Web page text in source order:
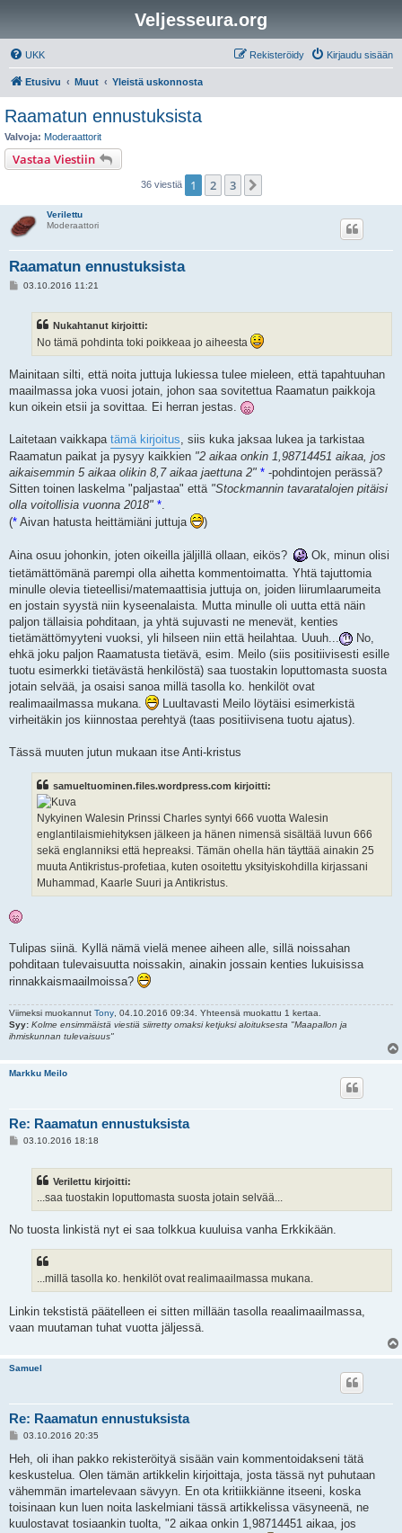
Veljesseura.org
UKK Kirjaudu sisään
Rekisteröidy
Etusivu Muut Yleistä uskonnosta
Raamatun ennustuksista
Valvoja: Moderaattorit
Vastaa Viestiin
36 viestiä 1 2 3
Verilettu
Moderaattori
Raamatun ennustuksista
V03.10.2016 11:21
Nukahtanut kirjoitti:
No tämä pohdinta toki poikkeaa jo aiheesta
Mainitaan silti, että noita juttuja lukiessa tulee mieleen, että tapahtuuhan
maailmassa joka vuosi jotain, johon saa sovitettua Raamatun paikkoja
kun oikein etsii ja sovittaa. Ei herran jestas.
Laitetaan vaikkapa tämä kirjoitus, siis kuka jaksaa lukea ja tarkistaa
Raamatun paikat ja pysyy kaikkien "2 aikaa onkin 1,98714451 aikaa, jos
aikaisemmin 5 aikaa olikin 8,7 aikaa jaettuna 2" * -pohdintojen perässä?
Sitten toinen laskelma "paljastaa" että "Stockmannin tavaratalojen pitäisi
olla voitollisia vuonna 2018" *.
(* Aivan hatusta heittämiäni juttuja )
Aina osuu johonkin, joten oikeilla jäljillä ollaan, eikös?
Ok, minun olisi
tietämättömänä parempi olla aihetta kommentoimatta. Yhtä tajuttomia
minulle olevia tieteellisi/matemaattisia juttuja on, joiden liirumlaarumeita
en jostain syystä niin kyseenalaista. Mutta minulle oli uutta että näin
paljon tällaisia pohditaan, ja yhtä sujuvasti ne menevät, kenties
tietämättömyyteni vuoksi, yli hilseen niin että heilahtaa. Uuuh...
No,
ehkä joku paljon Raamatusta tietävä, esim. Meilo (siis positiivisesti esille
tuotu esimerkki tietävästä henkilöstä) saa tuostakin loputtomasta suosta
jotain selvää, ja osaisi sanoa millä tasolla ko. henkilöt ovat
realimaailmassa mukana.
Luultavasti Meilo löytäisi esimerkistä
virheitäkin jos kiinnostaa perehtyä (taas positiivisena tuotu ajatus).
Tässä muuten jutun mukaan itse Anti-kristus
samueltuominen.files.wordpress.com kirjoitti:
Nykyinen Walesin Prinssi Charles syntyi 666 vuotta Walesin
englantilaismiehityksen jälkeen ja hänen nimensä sisältää luvun 666
sekä englanniksi että hepreaksi. Tämän ohella hän täyttää ainakin 25
muuta Antikristus-profetiaa, kuten osoitettu yksityiskohdilla kirjassani
Muhammad, Kaarle Suuri ja Antikristus.
Tulipas siinä. Kyllä nämä vielä menee aiheen alle, sillä noissahan
pohditaan tulevaisuutta noissakin, ainakin jossain kenties lukuisissa
rinnakkaismaailmoissa?
Viimeksi muokannut Tony , 04.10.2016 09:34. Yhteensä muokattu 1 kertaa.
Syy: Kolme ensimmäistä viestiä siirretty omaksi ketjuksi aloituksesta "Maapallon ja
ihmiskunnan tulevaisuus"
Markku Meilo
Re: Raamatun ennustuksista
V03.10.2016 18:18
Verilettu kirjoitti:
...saa tuostakin loputtomasta suosta jotain selvää...
No tuosta linkistä nyt ei saa tolkkua kuuluisa vanha Erkkikään.
...millä tasolla ko. henkilöt ovat realimaailmassa mukana.
Linkin tekstistä päätelleen ei sitten millään tasolla reaalimaailmassa,
vaan muutaman tuhat vuotta jäljessä.
Samuel
Re: Raamatun ennustuksista
V
e
t
i
03.10.2016 20:35
Heh, oli ihan pakko rekisteröityä sisään vain kommentoidakseni tätä
keskustelua. Olen tämän artikkelin kirjoittaja, josta tässä nyt puhutaan
vähemmän imartelevaan sävyyn. En ota kritiikkiänne itseeni, koska
toisinaan kun luen noita laskelmiani tässä artikkelissa väsyneenä, ne
kuulostavat tosiaankin tuolta, "2 aikaa onkin 1,98714451 aikaa, jos